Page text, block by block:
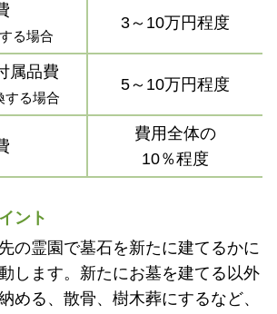
る場合
3～10万円程度
属品費
る場合
5～10万円程度
費用全体の
10％程度
ント
の霊園で墓石を新たに建てるかに
します。新たにお墓を建てる以外
める、散骨、樹木葬にするなど、